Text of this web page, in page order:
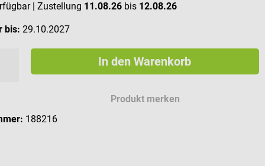
| Zustellung 11.08.26 bis 12.08.26
bis: 29.10.2027
In den Warenkorb
Produkt merken
188216